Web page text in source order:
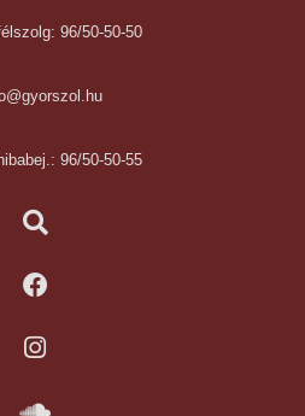
96/50-50-50
96/50-50-55